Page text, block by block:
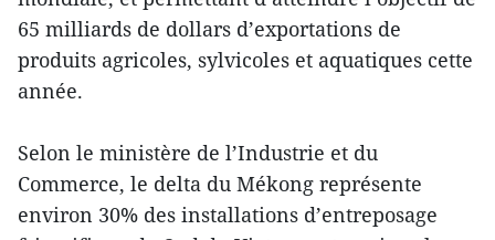
65 milliards de dollars d’exportations de
produits agricoles, sylvicoles et aquatiques cette
année.
Selon le ministère de l’Industrie et du
Commerce, le delta du Mékong représente
environ 30% des installations d’entreposage